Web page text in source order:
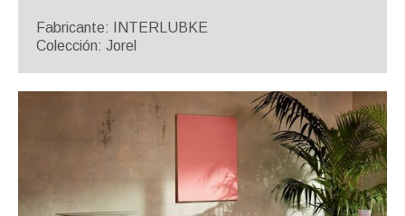
Fabricante: INTERLUBKE
Colección: Jorel